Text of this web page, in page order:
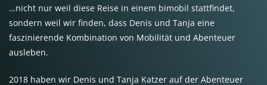
…nicht nur weil diese Reise in einem bimobil stattfindet,
sondern weil wir finden, dass Denis und Tanja eine
faszinierende Kombination von Mobilität und Abenteuer
ausleben.
2018 haben wir Denis und Tanja Katzer auf der Abenteuer